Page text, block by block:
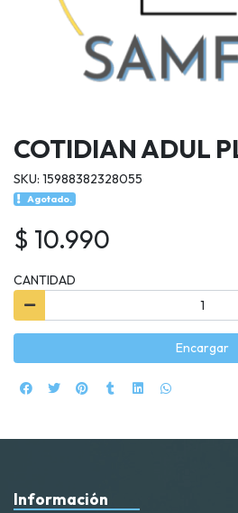
COTIDIAN ADUL
SKU: 15988382328055
Agotado.
$ 10.990
CANTIDAD
Encargar
Información